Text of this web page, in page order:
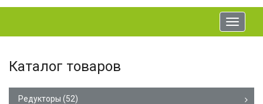
Toggle
Каталог товаров
Редукторы (52)